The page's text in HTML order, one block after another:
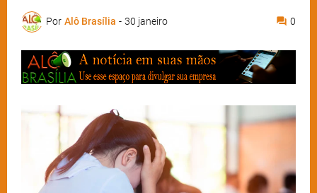
Por Alô Brasília - 30 janeiro 0